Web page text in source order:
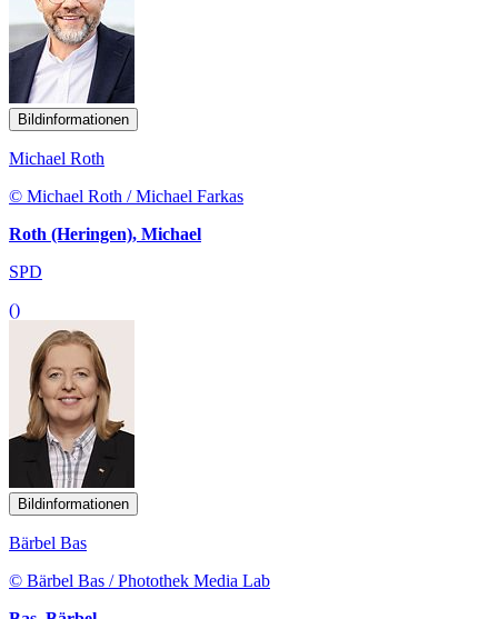
Bildinformationen
Michael Roth
© Michael Roth / Michael Farkas
Roth (Heringen), Michael
SPD
()
Bildinformationen
Bärbel Bas
© Bärbel Bas / Photothek Media Lab